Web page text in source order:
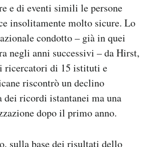
e di eventi simili le persone
insolitamente molto sicure. Lo
condotto – già in quei
negli anni successivi – da Hirst,
ricercatori di 15 istituti e
riscontrò un declino
dei ricordi istantanei ma una
dopo il primo anno.
sulla base dei risultati dello